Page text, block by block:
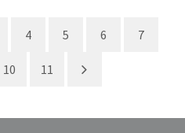
4 5 6 7
10 11